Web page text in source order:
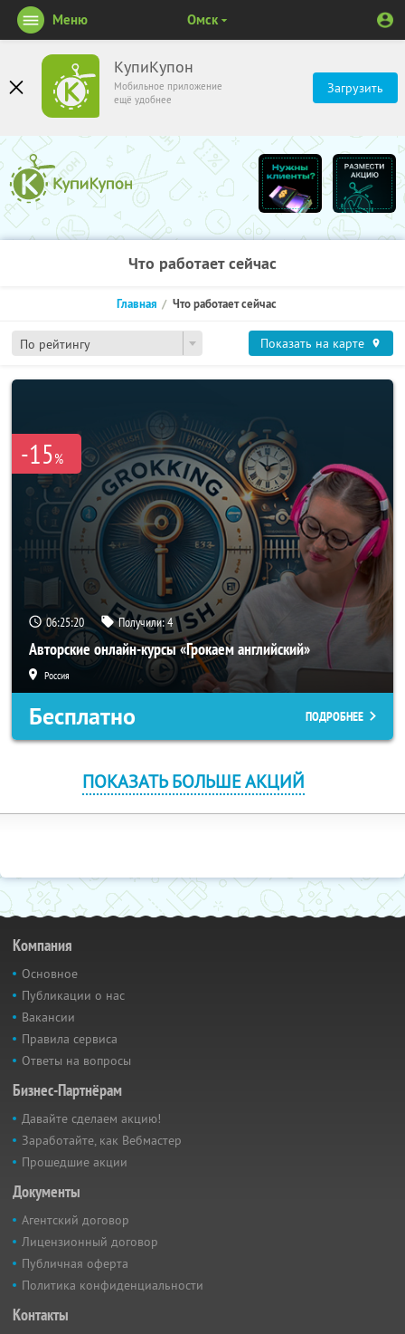
КупиКупон
Мобильное приложение
ещё удобнее
Загрузить
Меню Омск
Что работает сейчас
По рейтингу
Главная Что работает сейчас
Показать на карте
-15%
06:25:20 Получили:4
Авторские онлайн-курсы «Грокаем английский»
Россия
Бесплатно ПОДРОБНЕЕ
ПОКАЗАТЬ БОЛЬШЕ АКЦИЙ
Компания
Основное
Публикации о нас
Вакансии
Правила сервиса
Ответы на вопросы
Бизнес-Партнёрам
Давайте сделаем акцию!
Заработайте, как Вебмастер
Прошедшие акции
Документы
Агентский договор
Лицензионный договор
Публичная оферта
Политика конфиденциальности
Контакты